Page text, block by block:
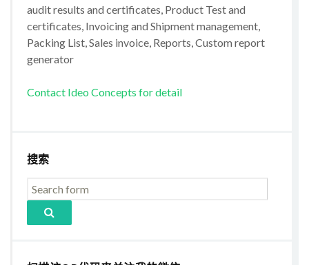
audit results and certificates, Product Test and
certificates, Invoicing and Shipment management,
Packing List, Sales invoice, Reports, Custom report
generator
Contact Ideo Concepts for detail
搜索